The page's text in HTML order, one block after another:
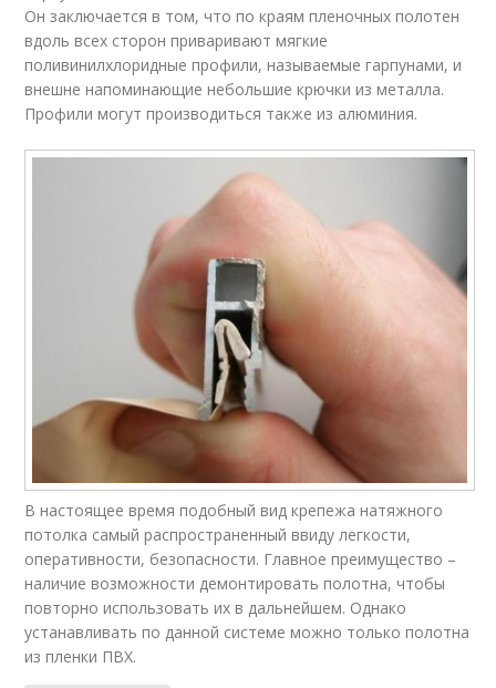
Он заключается в том, что по краям пленочных полотен
вдоль всех сторон приваривают мягкие
поливинилхлоридные профили, называемые гарпунами, и
внешне напоминающие небольшие крючки из металла.
Профили могут производиться также из алюминия.
В настоящее время подобный вид крепежа натяжного
потолка самый распространенный ввиду легкости,
оперативности, безопасности. Главное преимущество –
наличие возможности демонтировать полотна, чтобы
повторно использовать их в дальнейшем. Однако
устанавливать по данной системе можно только полотна
из пленки ПВХ.